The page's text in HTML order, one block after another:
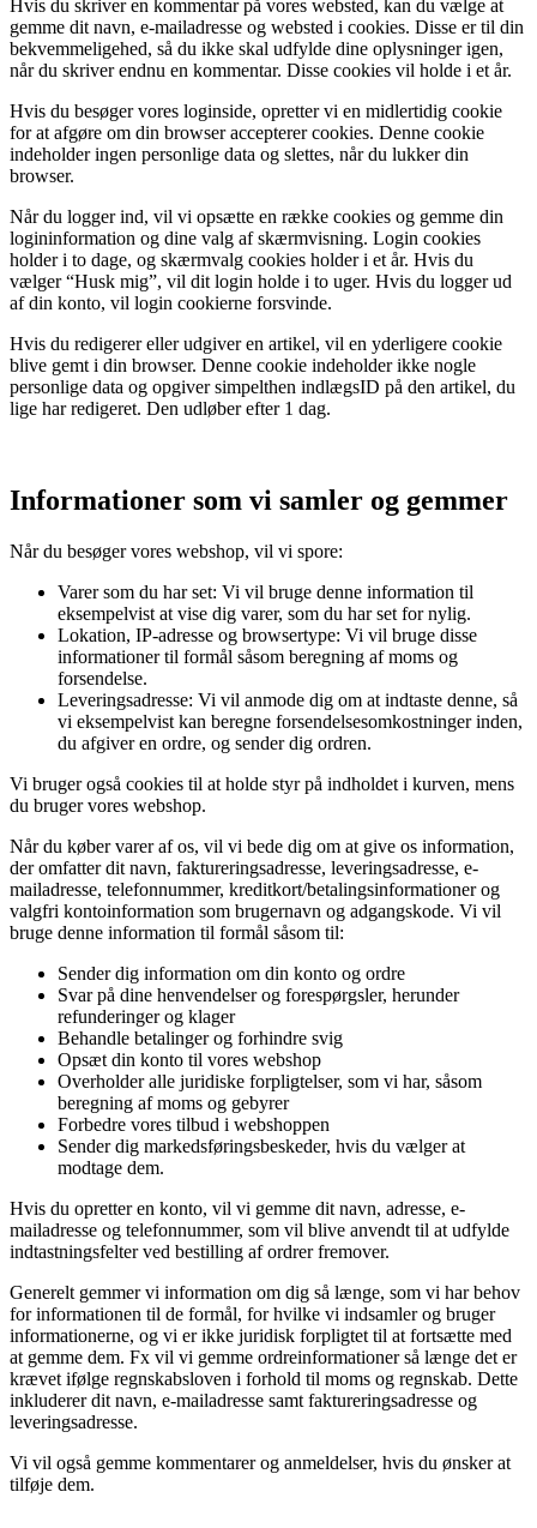
Hvis du skriver en kommentar på vores websted, kan du vælge at
gemme dit navn, e-mailadresse og websted i cookies. Disse er til din
bekvemmeligehed, så du ikke skal udfylde dine oplysninger igen,
når du skriver endnu en kommentar. Disse cookies vil holde i et år.
Hvis du besøger vores loginside, opretter vi en midlertidig cookie
for at afgøre om din browser accepterer cookies. Denne cookie
indeholder ingen personlige data og slettes, når du lukker din
browser.
Når du logger ind, vil vi opsætte en række cookies og gemme din
logininformation og dine valg af skærmvisning. Login cookies
holder i to dage, og skærmvalg cookies holder i et år. Hvis du
vælger “Husk mig”, vil dit login holde i to uger. Hvis du logger ud
af din konto, vil login cookierne forsvinde.
Hvis du redigerer eller udgiver en artikel, vil en yderligere cookie
blive gemt i din browser. Denne cookie indeholder ikke nogle
personlige data og opgiver simpelthen indlægsID på den artikel, du
lige har redigeret. Den udløber efter 1 dag.
Informationer som vi samler og gemmer
Når du besøger vores webshop, vil vi spore:
Varer som du har set: Vi vil bruge denne information til
eksempelvist at vise dig varer, som du har set for nylig.
Lokation, IP-adresse og browsertype: Vi vil bruge disse
informationer til formål såsom beregning af moms og
forsendelse.
Leveringsadresse: Vi vil anmode dig om at indtaste denne, så
vi eksempelvist kan beregne forsendelsesomkostninger inden,
du afgiver en ordre, og sender dig ordren.
Vi bruger også cookies til at holde styr på indholdet i kurven, mens
du bruger vores webshop.
Når du køber varer af os, vil vi bede dig om at give os information,
der omfatter dit navn, faktureringsadresse, leveringsadresse, e-
mailadresse, telefonnummer, kreditkort/betalingsinformationer og
valgfri kontoinformation som brugernavn og adgangskode. Vi vil
bruge denne information til formål såsom til:
Sender dig information om din konto og ordre
Svar på dine henvendelser og forespørgsler, herunder
refunderinger og klager
Behandle betalinger og forhindre svig
Opsæt din konto til vores webshop
Overholder alle juridiske forpligtelser, som vi har, såsom
beregning af moms og gebyrer
Forbedre vores tilbud i webshoppen
Sender dig markedsføringsbeskeder, hvis du vælger at
modtage dem.
Hvis du opretter en konto, vil vi gemme dit navn, adresse, e-
mailadresse og telefonnummer, som vil blive anvendt til at udfylde
indtastningsfelter ved bestilling af ordrer fremover.
Generelt gemmer vi information om dig så længe, som vi har behov
for informationen til de formål, for hvilke vi indsamler og bruger
informationerne, og vi er ikke juridisk forpligtet til at fortsætte med
at gemme dem. Fx vil vi gemme ordreinformationer så længe det er
krævet ifølge regnskabsloven i forhold til moms og regnskab. Dette
inkluderer dit navn, e-mailadresse samt faktureringsadresse og
leveringsadresse.
Vi vil også gemme kommentarer og anmeldelser, hvis du ønsker at
tilføje dem.